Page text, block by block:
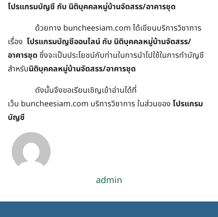
โปรแกรมบัญชี กับ นิติบุคคลหมู่บ้านจัดสรร/อาคารชุด
ด้วยทาง buncheesiam.com ได้เขียนบริการวิชาการ
เรื่อง โปรแกรมบัญชีออนไลน์ กับ นิติบุคคลหมู่บ้านจัดสรร/
อาคารชุด ซึ่งจะเป็นประโยชน์กับท่านในการนำไปใช้ในการทำบัญชี
สำหรับนิติบุคคลหมู่บ้านจัดสรร/อาคารชุด
ดังนั้นจึงขอเรียนเชิญเข้าอ่านได้ที่
เว็บ buncheesiam.com บริการวิชาการ ในส่วนของ โปรแกรม
บัญชี
admin